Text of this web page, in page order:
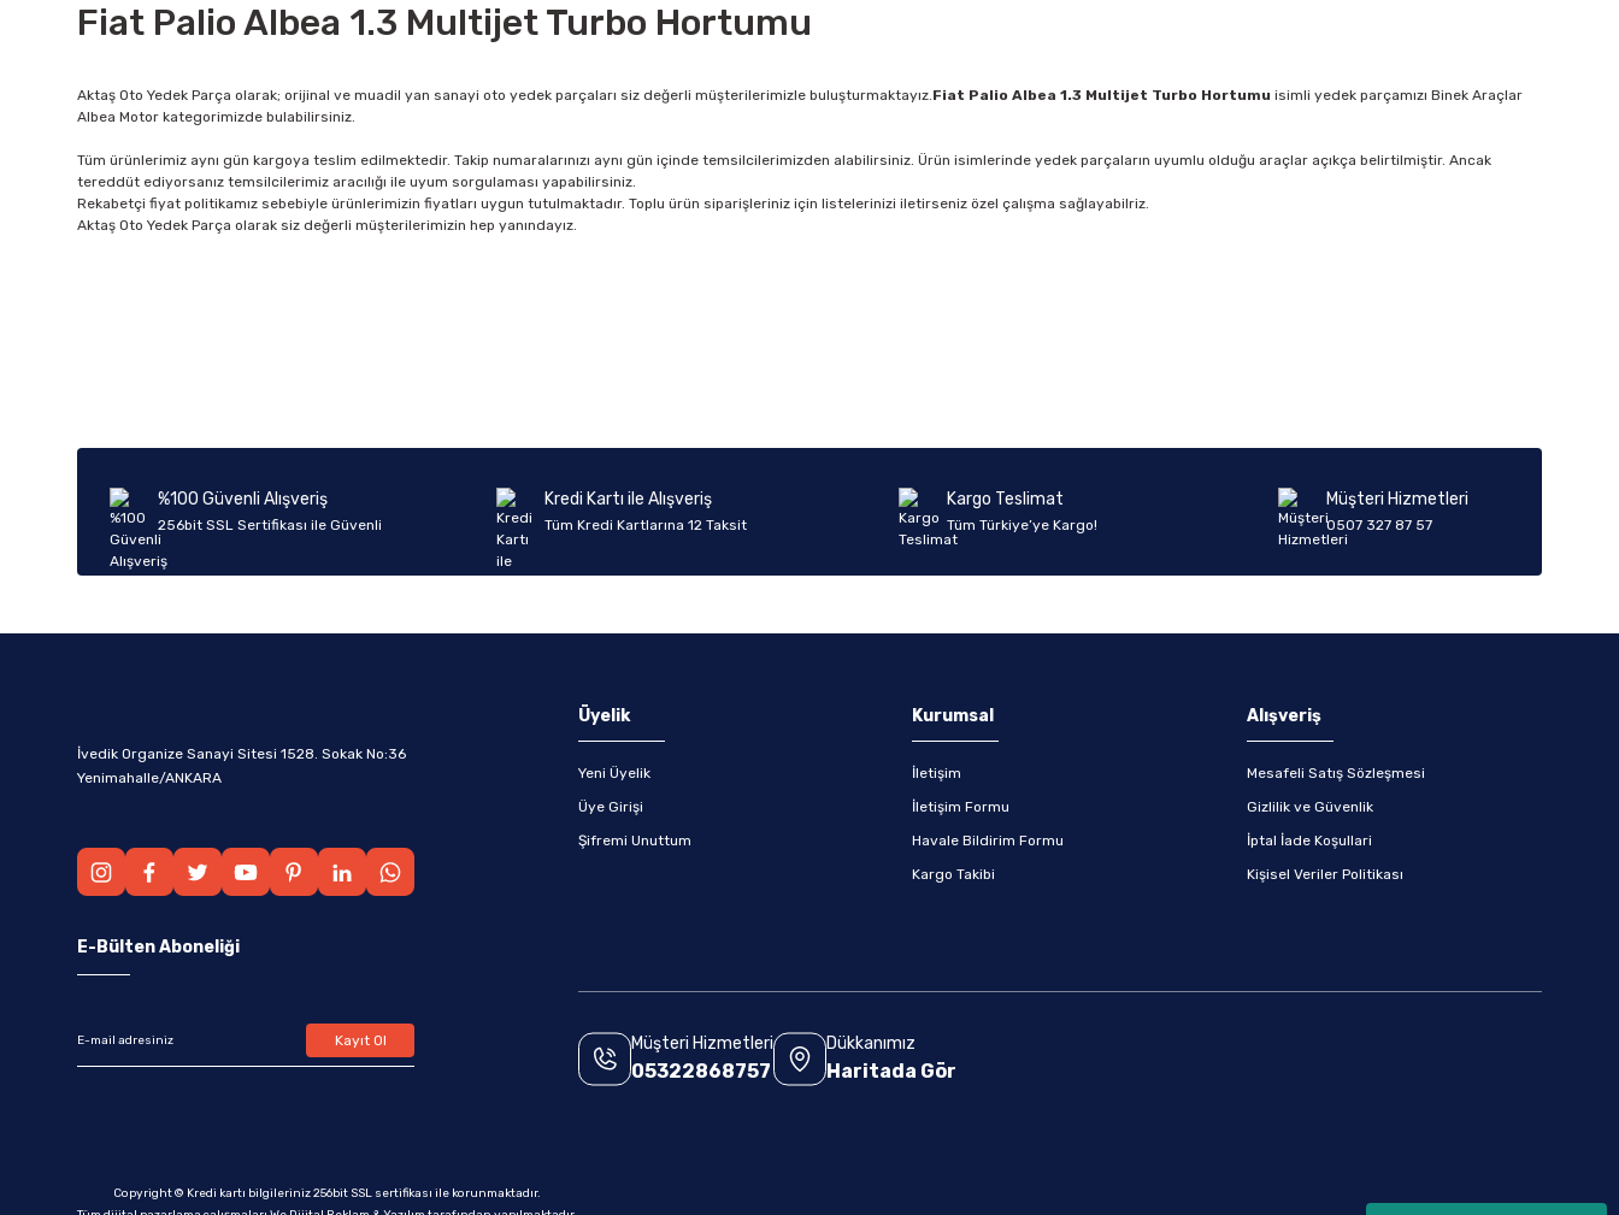
Fiat Palio Albea 1.3 Multijet Turbo Hortumu
Aktaş Oto Yedek Parça olarak; orijinal ve muadil yan sanayi oto yedek parçaları siz değerli müşterilerimizle buluşturmaktayız.Fiat Palio Albea 1.3 Multijet Turbo Hortumu isimli yedek parçamızı Binek Araçlar
Albea Motor kategorimizde bulabilirsiniz.
Tüm ürünlerimiz aynı gün kargoya teslim edilmektedir. Takip numaralarınızı aynı gün içinde temsilcilerimizden alabilirsiniz. Ürün isimlerinde yedek parçaların uyumlu olduğu araçlar açıkça belirtilmiştir. Ancak
tereddüt ediyorsanız temsilcilerimiz aracılığı ile uyum sorgulaması yapabilirsiniz.
Rekabetçi fiyat politikamız sebebiyle ürünlerimizin fiyatları uygun tutulmaktadır. Toplu ürün siparişleriniz için listelerinizi iletirseniz özel çalışma sağlayabilriz.
Aktaş Oto Yedek Parça olarak siz değerli müşterilerimizin hep yanındayız.
%100 Güvenli Alışveriş
256bit SSL Sertifikası ile Güvenli
Kredi Kartı ile Alışveriş
Tüm Kredi Kartlarına 12 Taksit
Kargo Teslimat
Tüm Türkiye’ye Kargo!
Müşteri Hizmetleri
0507 327 87 57
İvedik Organize Sanayi Sitesi 1528. Sokak No:36
Yenimahalle/ANKARA
Üyelik
Yeni Üyelik
Üye Girişi
Şifremi Unuttum
Kurumsal
İletişim
İletişim Formu
Havale Bildirim Formu
Kargo Takibi
Alışveriş
Mesafeli Satış Sözleşmesi
Gizlilik ve Güvenlik
İptal İade Koşullari
Kişisel Veriler Politikası
E-Bülten Aboneliği
Kayıt Ol Müşteri Hizmetleri
05322868757
Dükkanımız
Haritada Gör
Copyright © Kredi kartı bilgileriniz 256bit SSL sertifikası ile korunmaktadır.